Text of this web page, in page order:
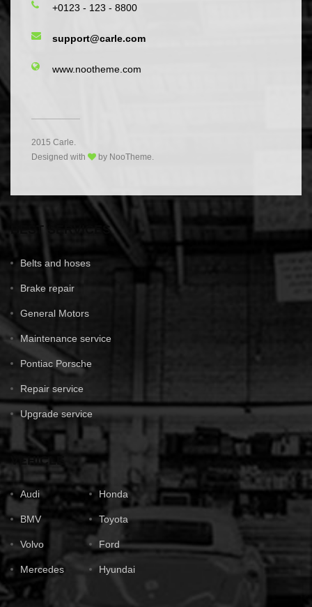
+0123 - 123 - 8800
support@carle.com
www.nootheme.com
2015 Carle.
Designed with
by NooTheme.
BEST SERVICES
Belts and hoses
Brake repair
General Motors
Maintenance service
Pontiac Porsche
Repair service
Upgrade service
VEHICLE
Audi
BMV
Volvo
Mercedes
Honda
Toyota
Ford
Hyundai